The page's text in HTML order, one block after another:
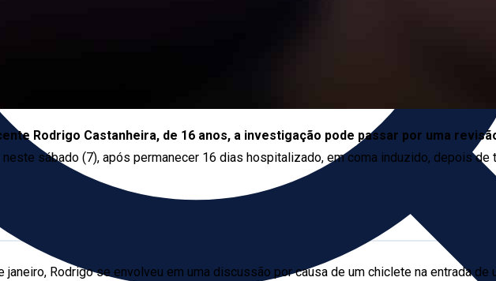
Rodrigo Castanheira, de 16 anos, a investigação pode passar por uma
neste sábado (7), após permanecer 16 dias hospitalizado, em coma induzido, depois
janeiro, Rodrigo se envolveu em uma discussão por causa de um chiclete na entrada